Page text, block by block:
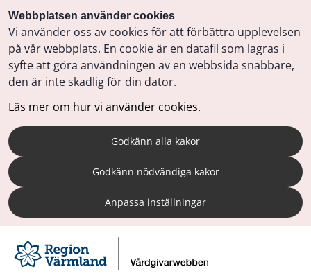
Webbplatsen använder cookies
Vi använder oss av cookies för att förbättra upplevelsen
på vår webbplats. En cookie är en datafil som lagras i
syfte att göra användningen av en webbsida snabbare,
den är inte skadlig för din dator.
Läs mer om hur vi använder cookies.
Godkänn alla kakor
Godkänn nödvändiga kakor
Anpassa inställningar